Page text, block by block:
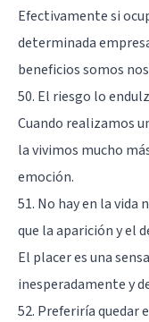
Efectivamente si
determinada
beneficios somos
50. El riesgo lo
Cuando realizamos
la vivimos mucho
emoción.
51. No hay en la vida
que la aparición y el
El placer es una
inesperadamente y
52. Preferiría quedar